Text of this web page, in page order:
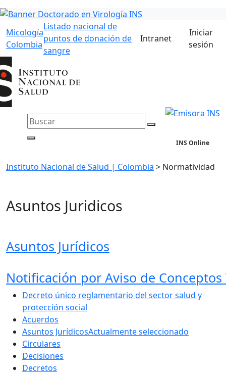
Micología
Colombia
Listado nacional de
puntos de donación de
sangre
Intranet
Iniciar
sesión
INS Online
Instituto Nacional de Salud | Colombia > Normatividad
Asuntos Juridicos
Asuntos Jurídicos
Notificación por Aviso de Conceptos
Decreto único reglamentario del sector salud y
protección social
Acuerdos
Asuntos JurídicosActualmente seleccionado
Circulares
Decisiones
Decretos